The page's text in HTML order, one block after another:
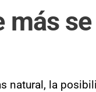
natural, la